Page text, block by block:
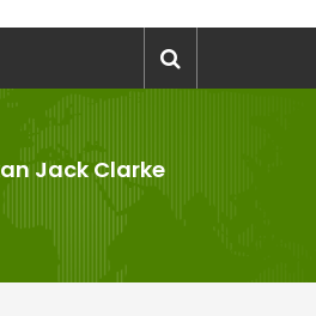
Jack Clarke